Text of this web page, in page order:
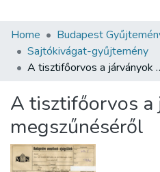
Communities & Collections
All of DSpace
Home Budapest
Sajtókivágat-gyűjtemény
A tisztifőorvos
A tisztifőorvos a
megszűnéséről